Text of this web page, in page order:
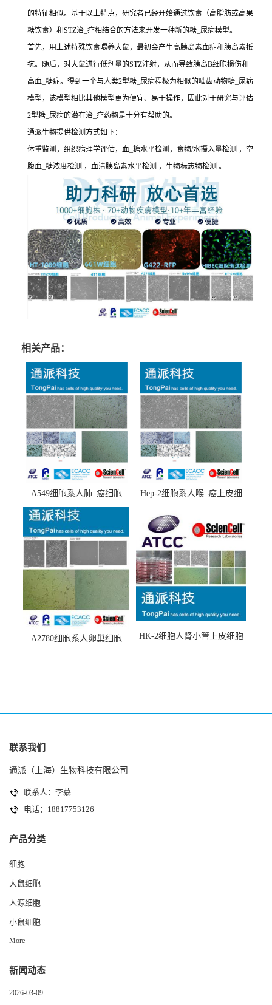
的特征相似。基于以上特点，研究者已经开始通过饮食（高脂肪或高果
糖饮食）和STZ治_疗相结合的方法来开发一种新的糖_尿病模型。
首先，用上述特殊饮食喂养大鼠，最初会产生高胰岛素血症和胰岛素抵
抗。随后，对大鼠进行低剂量的STZ注射，从而导致胰岛B细胞损伤和
高血_糖症。得到一个与人类2型糖_尿病程极为相似的啮齿动物糖_尿病
模型，该模型相比其他模型更为便宜、易于操作，因此对于研究与评估
2型糖_尿病的潜在治_疗药物是十分有帮助的。
通派生物提供检测方式如下：
体重监测，组织病理学评估，血_糖水平检测，食物/水摄入量检测 ，空
腹血_糖浓度检测 ，血清胰岛素水平检测 ，生物标志物检测 。
相关产品：
A549细胞系人肺_癌细胞
(A549细胞)
Hep-2细胞系人喉_癌上皮细
A2780细胞系人卵巢细胞
HK-2细胞人肾小管上皮细胞
联系我们
通派（上海）生物科技有限公司
联系人：李慕
电话：18817753126
产品分类
细胞
大鼠细胞
人源细胞
小鼠细胞
More
新闻动态
2026-03-09